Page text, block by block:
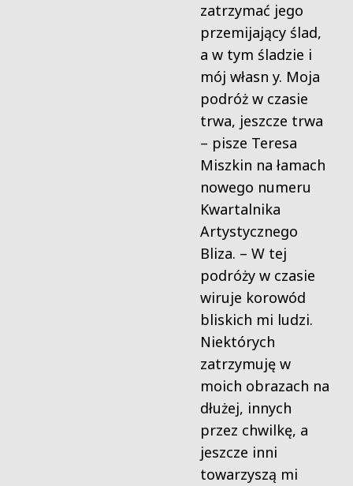
zatrzymać jego
przemijający ślad,
a w tym śladzie i
mój własn y. Moja
podróż w czasie
trwa, jeszcze trwa
– pisze Teresa
Miszkin na łamach
nowego numeru
Kwartalnika
Artystycznego
Bliza. – W tej
podróży w czasie
wiruje korowód
bliskich mi ludzi.
Niektórych
zatrzymuję w
moich obrazach na
dłużej, innych
przez chwilkę, a
jeszcze inni
towarzyszą mi